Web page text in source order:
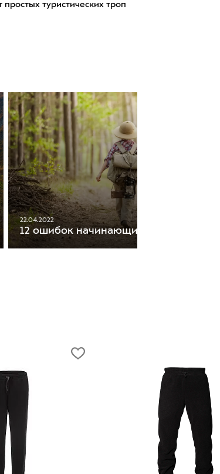
туристических троп
22.04.2022
12 ошибок начинающих туристов